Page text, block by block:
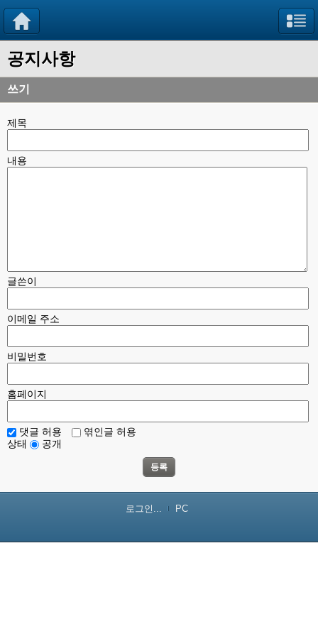
공지사항
쓰기
제목
내용
글쓴이
이메일 주소
비밀번호
홈페이지
댓글 허용
엮인글 허용
상태
공개
등록
로그인... PC